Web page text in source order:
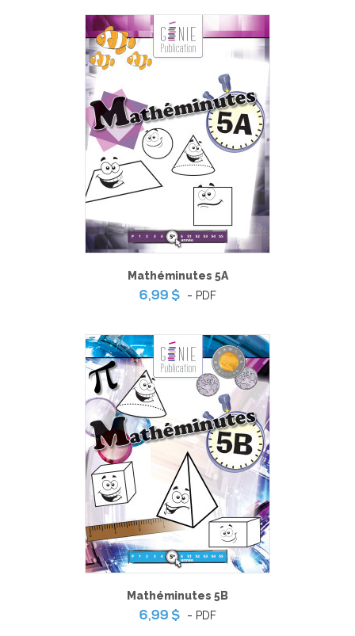
Mathéminutes 5A
6,99 $
- PDF
Mathéminutes 5B
6,99 $
- PDF